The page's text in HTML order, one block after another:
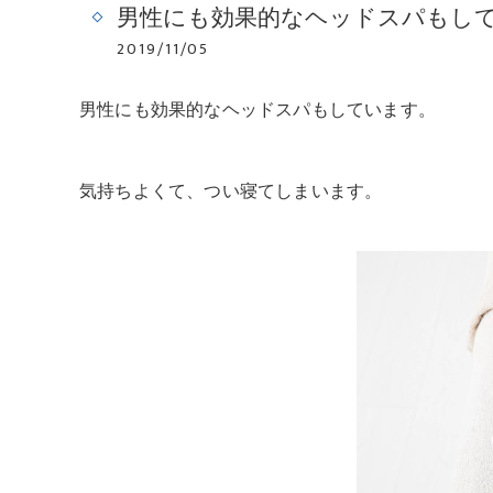
男性にも効果的なヘッドスパもし
2019/11/05
男性にも効果的なヘッドスパもしています。
気持ちよくて、つい寝てしまいます。